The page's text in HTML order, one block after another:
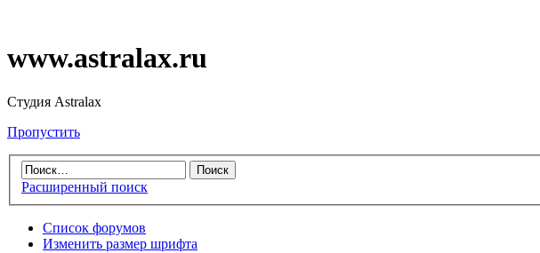
www.astralax.ru
Студия Astralax
Пропустить
Расширенный поиск
Список форумов
Изменить размер шрифта